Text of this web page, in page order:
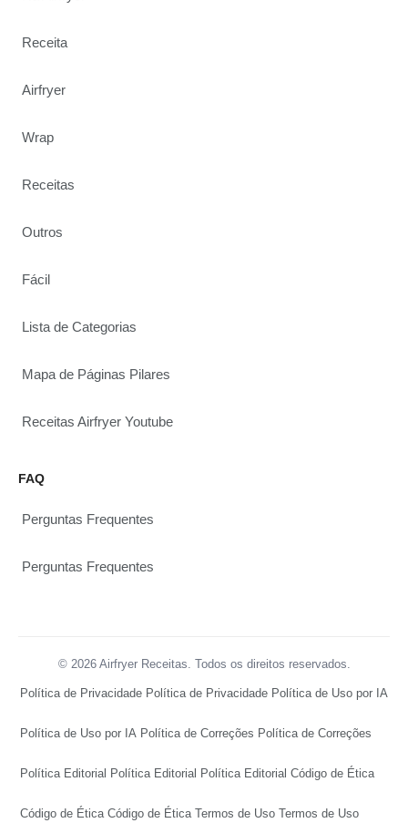
Receita
Airfryer
Wrap
Receitas
Outros
Fácil
Lista de Categorias
Mapa de Páginas Pilares
Receitas Airfryer Youtube
FAQ
Perguntas Frequentes
Perguntas Frequentes
© 2026 Airfryer Receitas. Todos os direitos reservados.
Política de Privacidade Política de Privacidade Política de Uso por IA
Política de Uso por IA Política de Correções Política de Correções
Política Editorial Política Editorial Política Editorial Código de Ética
Código de Ética Código de Ética Termos de Uso Termos de Uso